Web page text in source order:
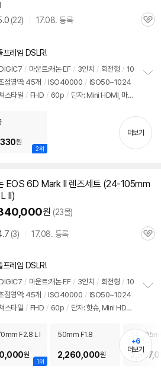
(상
뷰
22) 17.08. 등록
관
프레임 DSLR!
/ 마운트:캐논 EF / 3인치 / 회전형 / 10
점영역: 45개 / ISO40000 / ISO50~1024
스타일 / FHD / 60p / 단자: Mini HDMI, 마이
상 디지털 IS
출시가: 2,295,0
기
2위
원
더보기
EOS 6D MarkII 렌즈세트 (24-105mm
II)
원 (23몰)
(상
뷰
3) 17.08. 등록
관
프레임 DSLR!
/ 마운트:캐논 EF / 3인치 / 회전형 / 10
점영역: 45개 / ISO40000 / ISO50~1024
스타일 / FHD / 60p / 단자: 핫슈, Mini HDM
상 디지털 IS 애칭:육두막 / 출시가: 2,295,0
치
기
1위
F2.8 L I
원
50mm F1.8
2,260,000원
24-
I, 중고품
+6
더보기